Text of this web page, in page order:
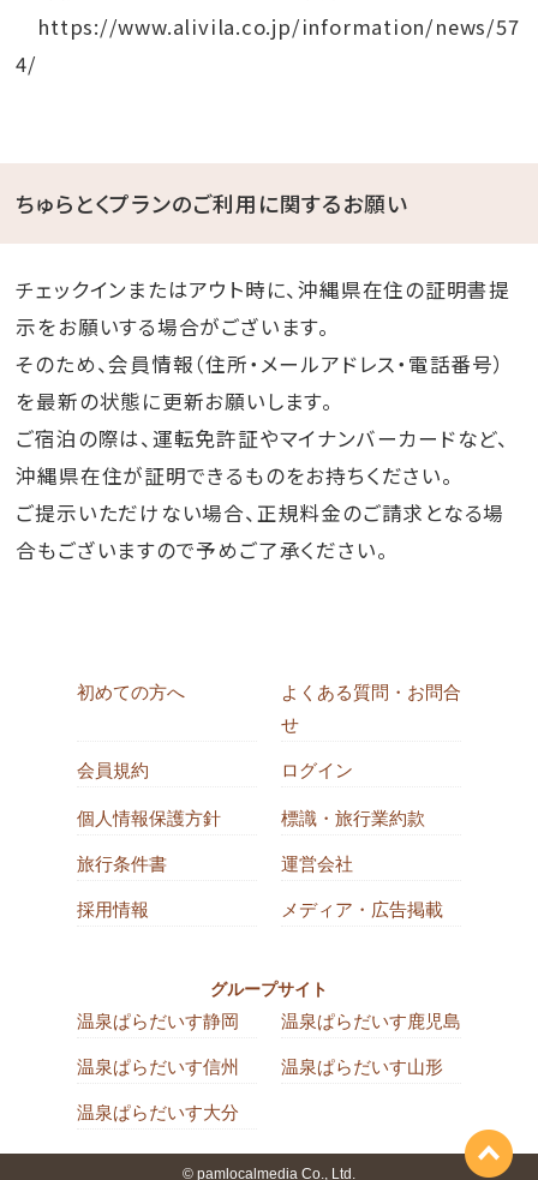
https://www.alivila.co.jp/information/news/57
4/
ちゅらとくプランのご利用に関するお願い
チェックインまたはアウト時に、沖縄県在住の証明書提
示をお願いする場合がございます。
そのため、会員情報（住所・メールアドレス・電話番号）
を最新の状態に更新お願いします。
ご宿泊の際は、運転免許証やマイナンバーカードなど、
沖縄県在住が証明できるものをお持ちください。
ご提示いただけない場合、正規料金のご請求となる場
合もございますので予めご了承ください。
初めての方へ
よくある質問・お問合
せ
会員規約 ログイン
個人情報保護方針 標識・旅行業約款
旅行条件書 運営会社
採用情報 メディア・広告掲載
グループサイト
温泉ぱらだいす静岡 温泉ぱらだいす鹿児島
温泉ぱらだいす信州 温泉ぱらだいす山形
温泉ぱらだいす大分
© pamlocalmedia Co., Ltd.